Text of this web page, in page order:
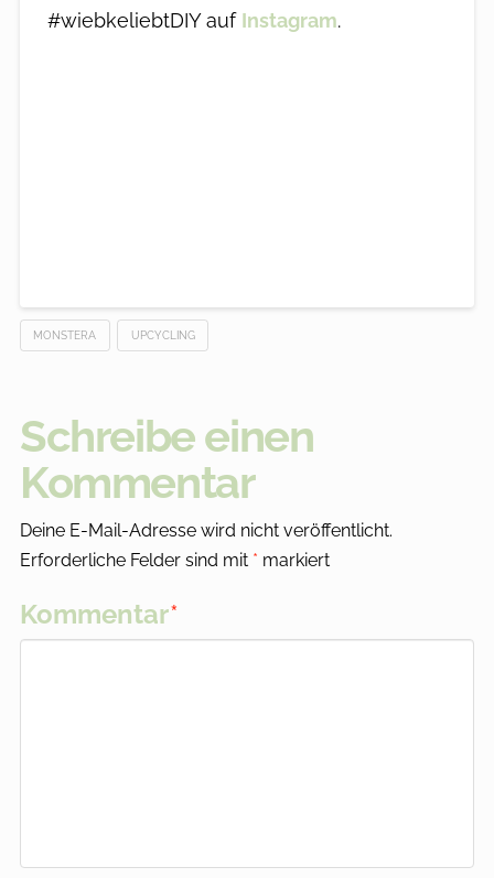
#wiebkeliebtDIY auf Instagram.
MONSTERA UPCYCLING
Schreibe einen
Kommentar
Deine E-Mail-Adresse wird nicht veröffentlicht.
Erforderliche Felder sind mit * markiert
Kommentar*